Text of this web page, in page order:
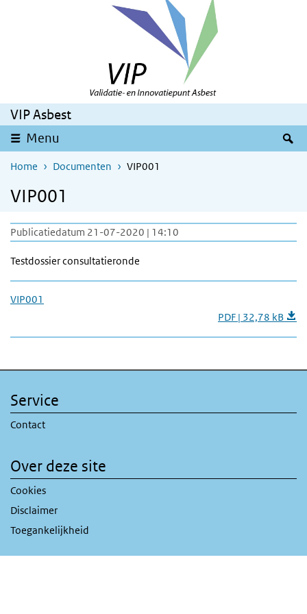
Overslaan en naar de inhoud gaan
Direct naar de hoofdnavigatie
VIP Asbest
Menu
Home Documenten VIP001
VIP001
Publicatiedatum 21-07-2020 | 14:10
Testdossier consultatieronde
VIP001
PDF | 32,78 kB
Service
Contact
Over deze site
Cookies
Disclaimer
Toegankelijkheid